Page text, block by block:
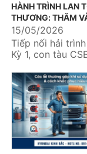
HÀNH TRÌNH LAN
THƯƠNG: THĂM
QUÀ CÁC CHÁU
VƯỢT KHÓ NƠI
15/05/2026
Tiếp nối hải
Kỳ 1, con tàu
công tác do
tướng...